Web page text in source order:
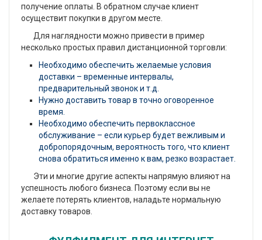
получение оплаты. В обратном случае клиент
осуществит покупки в другом месте.
Для наглядности можно привести в пример
несколько простых правил дистанционной торговли:
Необходимо обеспечить желаемые условия
доставки – временные интервалы,
предварительный звонок и т.д.
Нужно доставить товар в точно оговоренное
время.
Необходимо обеспечить первоклассное
обслуживание – если курьер будет вежливым и
добропорядочным, вероятность того, что клиент
снова обратиться именно к вам, резко возрастает.
Эти и многие другие аспекты напрямую влияют на
успешность любого бизнеса. Поэтому если вы не
желаете потерять клиентов, наладьте нормальную
доставку товаров.